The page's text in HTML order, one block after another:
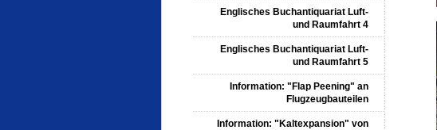
Englisches Buchantiquariat Luft-
und Raumfahrt 4
Englisches Buchantiquariat Luft-
und Raumfahrt 5
Information: "Flap Peening" an
Flugzeugbauteilen
Information: "Kaltexpansion" von